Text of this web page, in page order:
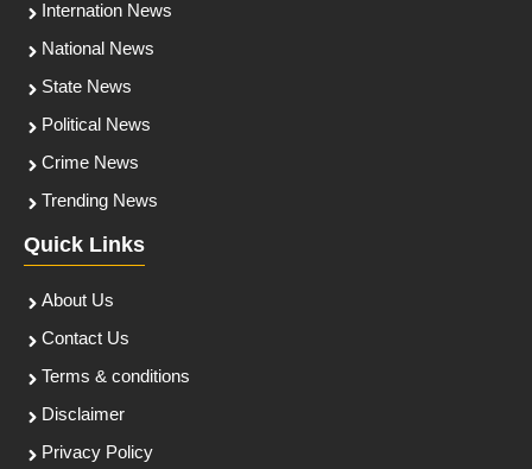
Internation News
National News
State News
Political News
Crime News
Trending News
Quick Links
About Us
Contact Us
Terms & conditions
Disclaimer
Privacy Policy